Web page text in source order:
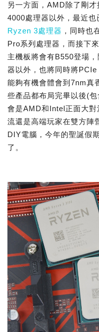
另一方面，AMD除了剛
4000處理器以外，最近也
Ryzen 3處理器 ，同時也
Pro系列處理器，而接下
主機板將會有B550登場
器以外，也將同時將
能夠有機會體會到7nm真
些產品都布局完畢以後(
會是AMD和Intel正面大
流還是高端玩家在雙方陣
DIY電腦，今年的聖誕假
了。